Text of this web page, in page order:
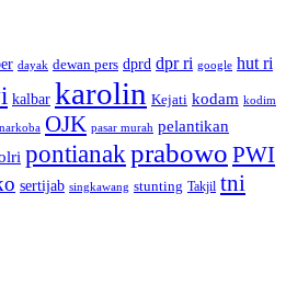
dayak dewan pers dprd dpr ri google hut ri
kalbar karolin Kejati kodam kodim
narkoba OJK pasar murah pelantikan
pontianakprabowo PWI
sertijab singkawang stunting Takjil tni